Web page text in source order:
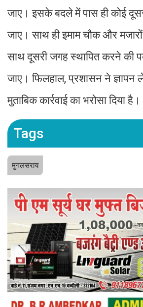
जाए। इसके बदले में पास ही कोई
जाए। साथ ही इमाम चौक और
साथ दूसरी जगह स्थापित करने की
जाए। फिलहाल, प्रशासन ने ज्ञापन
मुताबिक कार्रवाई का भरोसा दिया है।
Tags
मुगलसराय